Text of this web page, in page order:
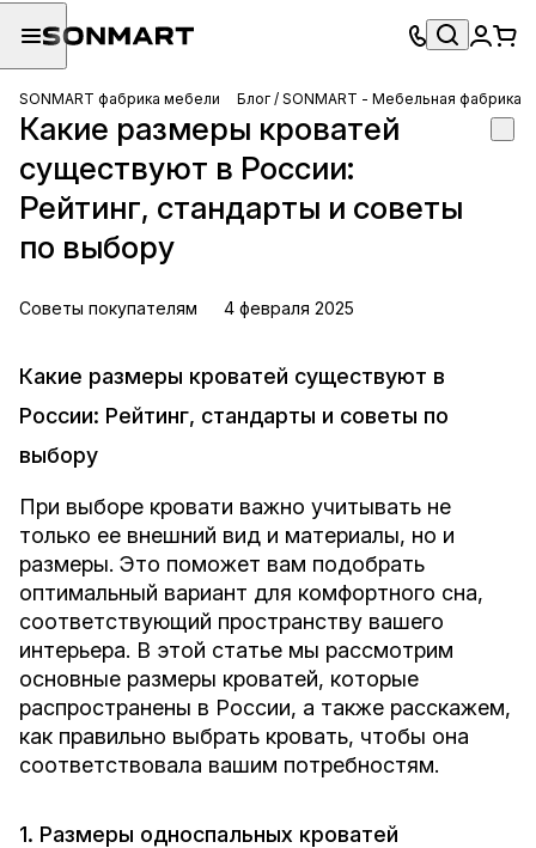
SONMART фабрика мебели Блог / SONMART - Мебельная фабрика
Какие размеры кроватей
существуют в России:
Рейтинг, стандарты и советы
по выбору
Советы покупателям 4 февраля 2025
Какие размеры кроватей существуют в
России: Рейтинг, стандарты и советы по
выбору
При выборе кровати важно учитывать не
только ее внешний вид и материалы, но и
размеры. Это поможет вам подобрать
оптимальный вариант для комфортного сна,
соответствующий пространству вашего
интерьера. В этой статье мы рассмотрим
основные размеры кроватей, которые
распространены в России, а также расскажем,
как правильно выбрать кровать, чтобы она
соответствовала вашим потребностям.
1. Размеры односпальных кроватей